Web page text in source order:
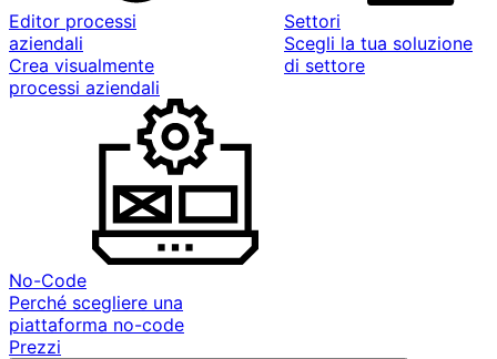
Editor processi
aziendali
Crea visualmente
processi aziendali
Settori
Scegli la tua soluzione
di settore
No-Code
Perché scegliere una
piattaforma no-code
Prezzi